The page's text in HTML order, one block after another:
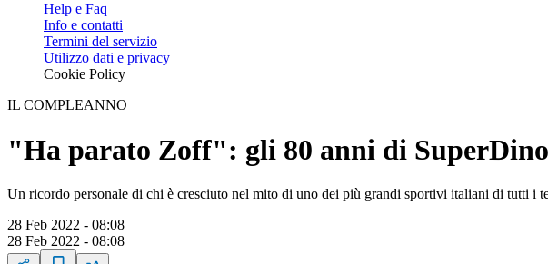
Help e Faq
Info e contatti
Termini del servizio
Utilizzo dati e privacy
Cookie Policy
IL COMPLEANNO
"Ha parato Zoff": gli 80 anni di
Un ricordo personale di chi è cresciuto nel mito di uno dei più grandi sportivi italiani di tutti i
28 Feb 2022 - 08:08
28 Feb 2022 - 08:08